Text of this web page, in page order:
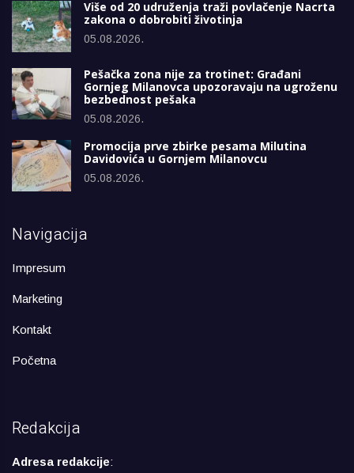
Više od 20 udruženja traži povlačenje Nacrta
zakona o dobrobiti životinja
05.08.2026.
Pešačka zona nije za trotinet: Građani
Gornjeg Milanovca upozoravaju na ugroženu
bezbednost pešaka
05.08.2026.
Promocija prve zbirke pesama Milutina
Davidovića u Gornjem Milanovcu
05.08.2026.
Navigacija
Impresum
Marketing
Kontakt
Početna
Redakcija
Adresa redakcije: